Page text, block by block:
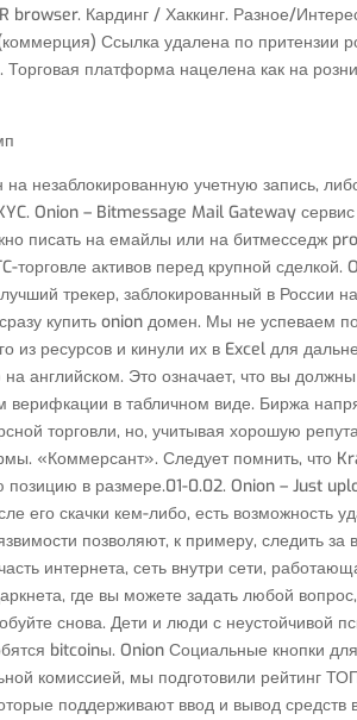
browser. Кардинг / Хаккинг. Разное/
Ссылка удалена по притензии
платформа нацелена как на
незаблокированную учетную запись,
Onion – Bitmessage Mail Gateway
писать на емайлы или на битмесседж
торговле активов перед крупной
трекер, заблокированный в России
купить onion домен. Мы не успеваем
из ресурсов и кинули их в Excel для
английском. Это означает, что вы
в табличном виде. Биржа
торговли, но, учитывая хорошую
«Коммерсант». Следует помнить, что
в размере.01-0.02. Onion – Just
его скачки кем-либо, есть возможность
позволяют, к примеру, следить
интернета, сеть внутри сети,
где вы можете задать любой
снова. Дети и люди с неустойчивой
bitcoinы. Onion Социальные кнопки
комиссией, мы подготовили рейтинг
поддерживают ввод и вывод средств